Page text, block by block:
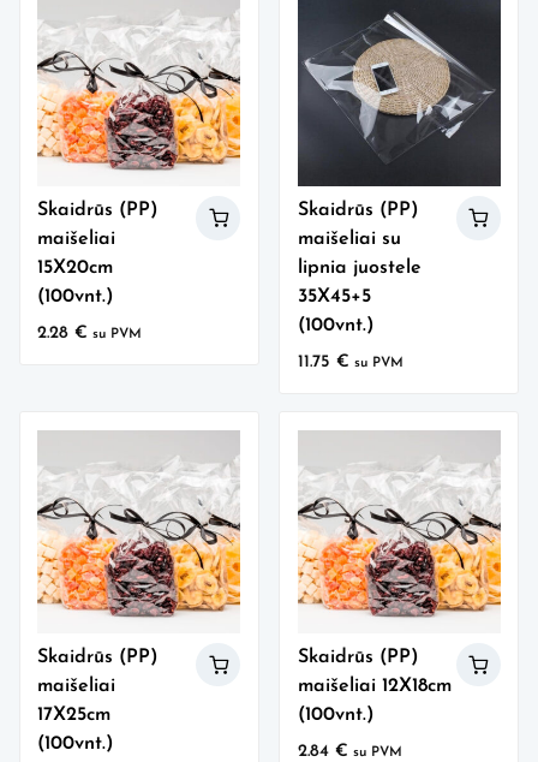
Skaidrūs (PP)
maišeliai
15X20cm
(100vnt.)
2.28€ su PVM
Skaidrūs (PP)
maišeliai su
lipnia juostele
35X45+5
(100vnt.)
11.75 € su PVM
Skaidrūs (PP)
maišeliai
17X25cm
(100vnt.)
Skaidrūs (PP)
maišeliai 12X18cm
(100vnt.)
2.84 € su PVM